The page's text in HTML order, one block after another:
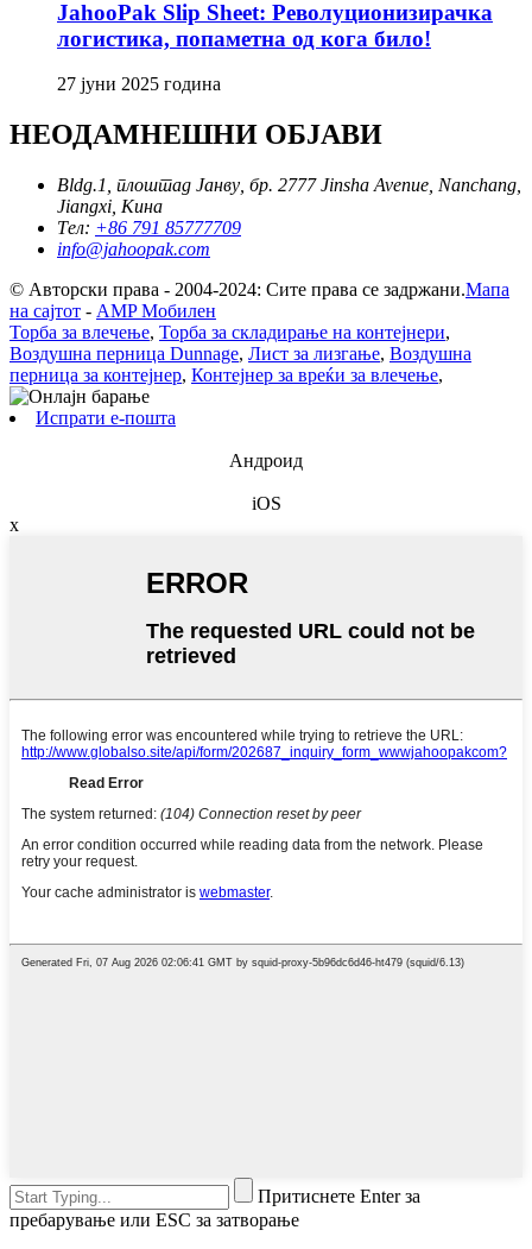
JahooPak Slip Sheet: Револуционизирачка
логистика, попаметна од кога било!
27 јуни 2025 година
НЕОДАМНЕШНИ ОБЈАВИ
Bldg.1, плоштад Јанву, бр. 2777 Jinsha Avenue, Nanchang,
Jiangxi, Кина
Тел: +86 791 85777709
info@jahoopak.com
© Авторски права - 2004-2024: Сите права се задржани.Мапа
на сајтот - AMP Мобилен
Торба за влечење, Торба за складирање на контејнери,
Воздушна перница Dunnage, Лист за лизгање, Воздушна
перница за контејнер, Контејнер за вреќи за влечење,
Испрати е-пошта
Андроид
iOS
x
Притиснете Enter за
пребарување или ESC за затворање